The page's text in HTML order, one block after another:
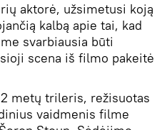
aktorė, užsimetusi koją
kalbą apie tai, kad
svarbiausia būti
scena iš filmo pakeitė
metų trileris, režisuotas
vaidmenis filme